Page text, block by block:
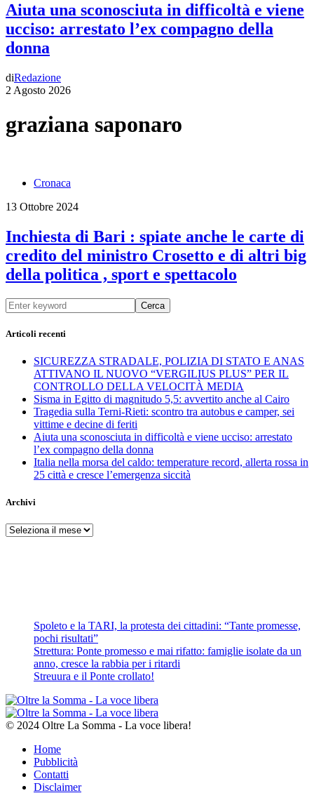
Aiuta una sconosciuta in difficoltà e viene
ucciso: arrestato l’ex compagno della
donna
diRedazione
2 Agosto 2026
graziana saponaro
Cronaca
13 Ottobre 2024
Inchiesta di Bari : spiate anche le carte di
credito del ministro Crosetto e di altri big
della politica , sport e spettacolo
Cerca
Articoli recenti
SICUREZZA STRADALE, POLIZIA DI STATO E ANAS
ATTIVANO IL NUOVO “VERGILIUS PLUS” PER IL
CONTROLLO DELLA VELOCITÀ MEDIA
Sisma in Egitto di magnitudo 5,5: avvertito anche al Cairo
Tragedia sulla Terni-Rieti: scontro tra autobus e camper, sei
vittime e decine di feriti
Aiuta una sconosciuta in difficoltà e viene ucciso: arrestato
l’ex compagno della donna
Italia nella morsa del caldo: temperature record, allerta rossa in
25 città e cresce l’emergenza siccità
Archivi
Archivi
Spoleto e la TARI, la protesta dei cittadini: “Tante promesse,
pochi risultati”
Strettura: Ponte promesso e mai rifatto: famiglie isolate da un
anno, cresce la rabbia per i ritardi
Streuura e il Ponte crollato!
© 2024 Oltre La Somma - La voce libera!
Home
Pubblicità
Contatti
Disclaimer